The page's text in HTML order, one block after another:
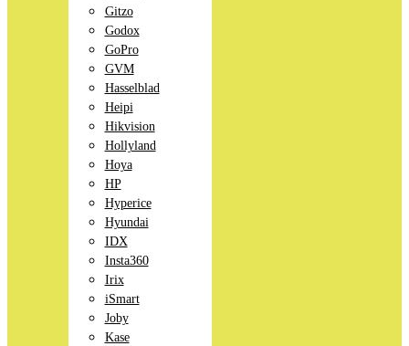
Gitzo
Godox
GoPro
GVM
Hasselblad
Heipi
Hikvision
Hollyland
Hoya
HP
Hyperice
Hyundai
IDX
Insta360
Irix
iSmart
Joby
Kase